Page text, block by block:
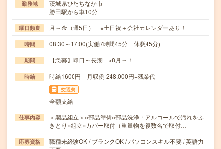
勤務地
茨城県ひたちなか市
勝田駅から車10分
曜日頻度 月～金（週5日） ※土日祝＋会社カレンダーあり！
時間 08:30～17:00(実働7時間45分 休憩45分)
期間 【急募】即日～長期 ※8月～！
時給 時給1600円 月収例 248,000円+残業代
交通費
全額支給
仕事内容
＜製品組立＞○部品準備○部品洗浄：アルコールで汚れをふ
きとり○組立○カバー取付（重量物を複数名で取付…
応募資格
職種未経験OK / ブランクOK / パソコンスキル不要 / 英語力